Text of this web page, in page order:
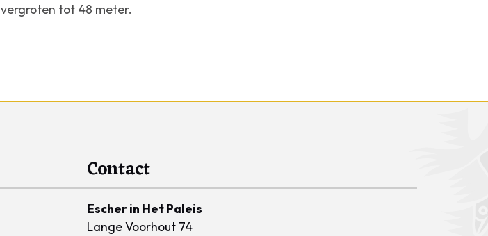
vergroten tot 48 meter.
Contact
Escher in Het Paleis
Lange Voorhout 74